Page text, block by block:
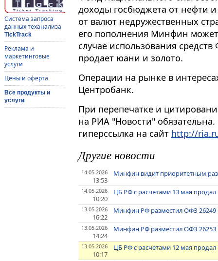
Система запроса
данных теханализа
TickTrack
Реклама и
маркетинговые
услуги
Цены и оферта
Все продукты и
услуги
доходы госбюджета от нефти и
от валют недружественных
его пополнения Минфин
случае использования
продает юани и золото.
Операции на рынке в
Центробанк.
При перепечатке и
на РИА "Новости"
гиперссылка на сайт http://
Другие новости
14.05.2026
13:53
Минфин видит приоритетным
14.05.2026
10:20
ЦБ РФ с расчетами 13 мая
13.05.2026
16:22
Минфин РФ разместил ОФЗ 26249
13.05.2026
14:24
Минфин РФ разместил ОФЗ 26253
13.05.2026
10:17
ЦБ РФ с расчетами 12 мая